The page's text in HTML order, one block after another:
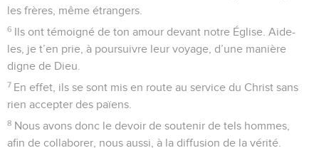
les frères, même étrangers.
6 Ils ont témoigné de ton amour devant notre Église. Aide-
les, je t’en prie, à poursuivre leur voyage, d’une manière
digne de Dieu.
7 En effet, ils se sont mis en route au service du Christ sans
rien accepter des païens.
8 Nous avons donc le devoir de soutenir de tels hommes,
afin de collaborer, nous aussi, à la diffusion de la vérité.